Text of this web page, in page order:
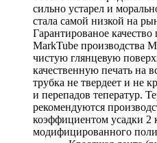
сильно устарел и
стала самой низкой на
Гарантированое качество
MarkTube производства
чистую глянцевую
качественную печать на
трубка не твердеет и не
и перепадов теператур.
рекомендуются
коэффициентом усадки 2
модифицированного